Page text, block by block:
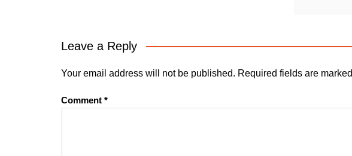
Leave a Reply
Your email address will not be published. Required fields are marked
Comment *